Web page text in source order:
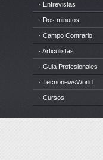
· Entrevistas
· Dos minutos
· Campo Contrario
· Articulistas
· Guia Profesionales
· TecnonewsWorld
· Cursos